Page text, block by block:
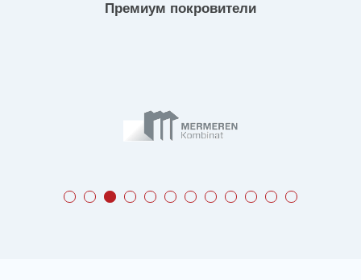
Премиум покровители